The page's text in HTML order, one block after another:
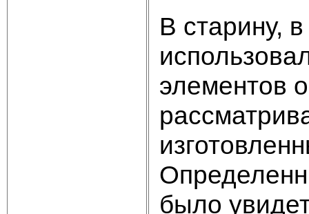
В старину,
элементов
было